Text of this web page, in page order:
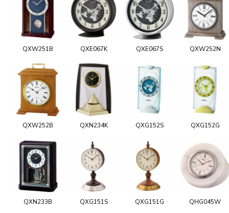
QXW251B QXE067K QXE067S QXW252N
QXW252B QXN234K QXG152S QXG152G
QXN233B QXG151S QXG151G QHG045W